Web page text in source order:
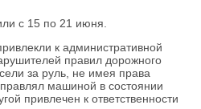
с 15 по 21 июня.
к административной
правил дорожного
за руль, не имея права
машиной в состоянии
привлечен к ответственности